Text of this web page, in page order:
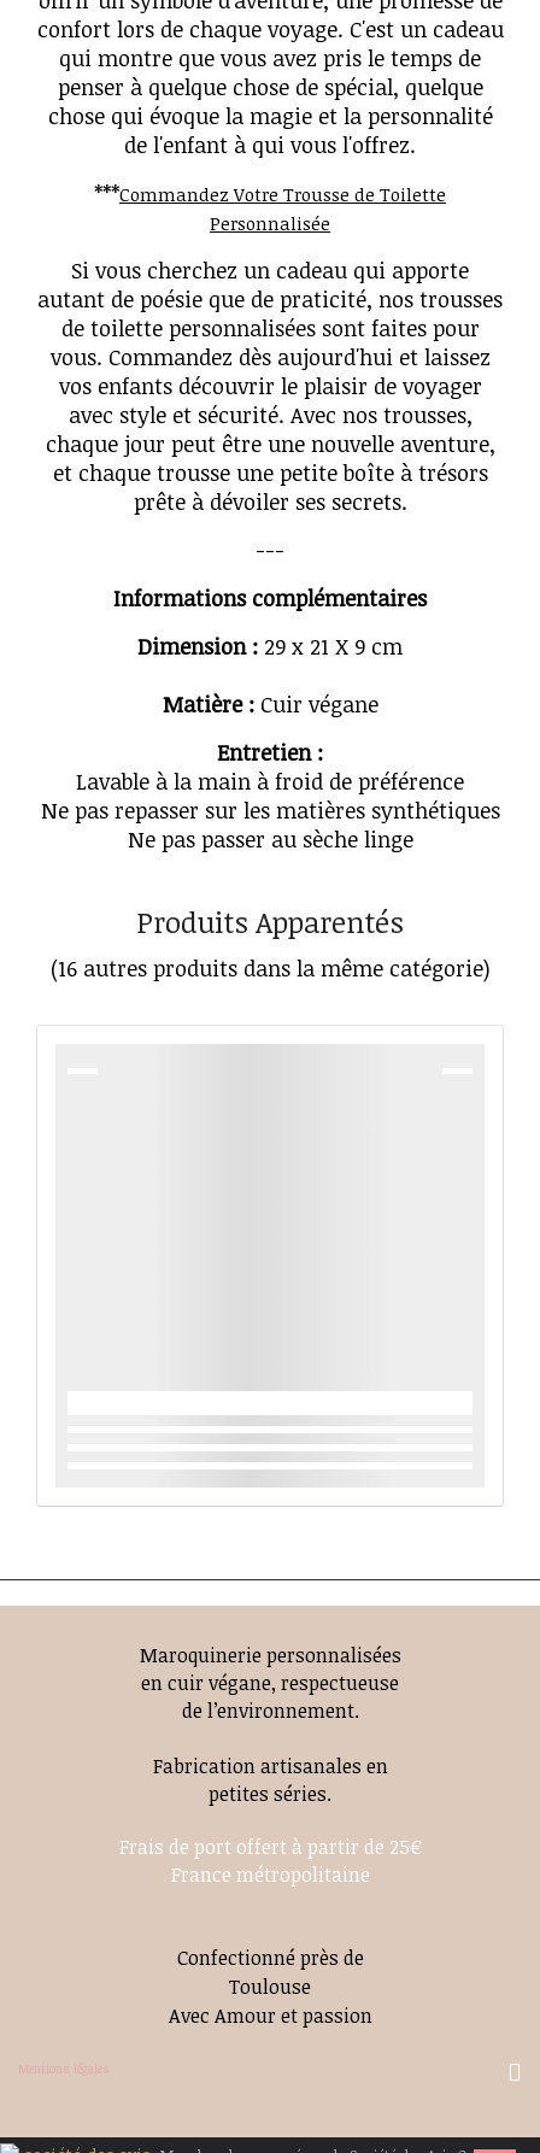
confort lors de chaque voyage. C'est un cadeau
qui montre que vous avez pris le temps de
penser à quelque chose de spécial, quelque
chose qui évoque la magie et la personnalité
de l'enfant à qui vous l'offrez.
***Commandez Votre Trousse de Toilette
Personnalisée
Si vous cherchez un cadeau qui apporte
autant de poésie que de praticité, nos trousses
de toilette personnalisées sont faites pour
vous. Commandez dès aujourd'hui et laissez
vos enfants découvrir le plaisir de voyager
avec style et sécurité. Avec nos trousses,
chaque jour peut être une nouvelle aventure,
et chaque trousse une petite boîte à trésors
prête à dévoiler ses secrets.
---
Informations complémentaires
Dimension : 29 x 21 X 9 cm
Matière : Cuir végane
Entretien :
Lavable à la main à froid de préférence
Ne pas repasser sur les matières synthétiques
Ne pas passer au sèche linge
Produits Apparentés
(16 autres produits dans la même catégorie)
Maroquinerie personnalisées
en cuir végane, respectueuse
de l’environnement.
Fabrication artisanales en
petites séries.
Frais de port offert à partir de 25€
France métropolitaine
Confectionné près de
Toulouse
Avec Amour et passion
Mentions légales